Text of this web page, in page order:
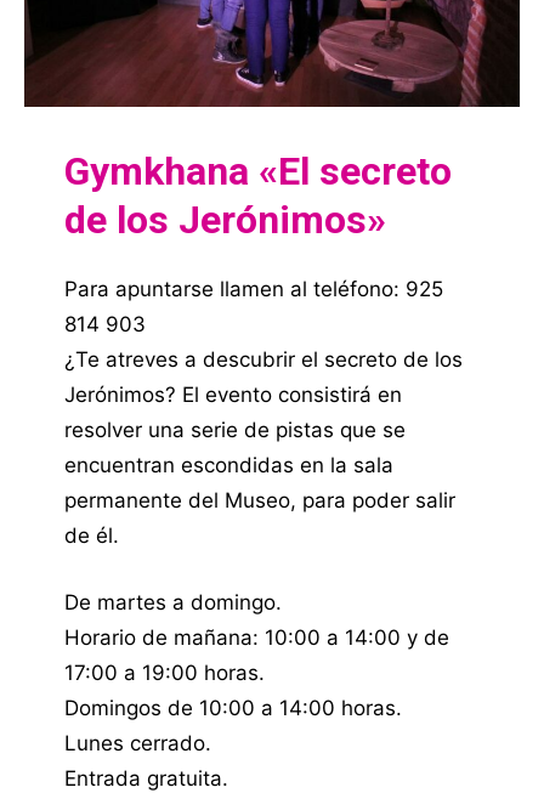
Gymkhana «El secreto
de los Jerónimos»
Para apuntarse llamen al teléfono: 925
814 903
¿Te atreves a descubrir el secreto de los
Jerónimos? El evento consistirá en
resolver una serie de pistas que se
encuentran escondidas en la sala
permanente del Museo, para poder salir
de él.
De martes a domingo.
Horario de mañana: 10:00 a 14:00 y de
17:00 a 19:00 horas.
Domingos de 10:00 a 14:00 horas.
Lunes cerrado.
Entrada gratuita.